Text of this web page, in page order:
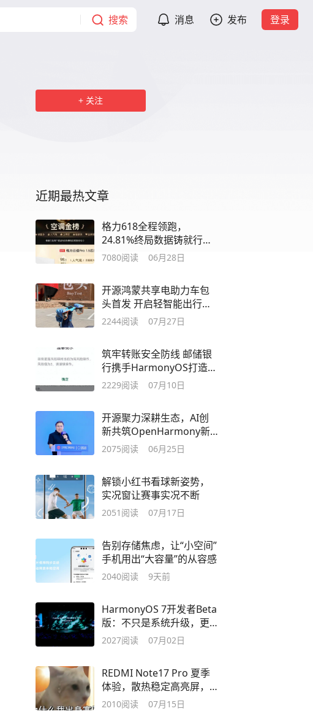
搜索 消息 发布 登录
关注
近期最热文章
格力618全程领跑，
24.81%终局数据铸就行业
标杆
7080阅读 06月28日
开源鸿蒙共享电助力车包
头首发 开启轻智能出行新
图景
2244阅读 07月27日
筑牢转账安全防线 邮储银
行携手HarmonyOS打造涉
诈全链路防护标杆
2229阅读 07月10日
开源聚力深耕生态，AI创
新共筑OpenHarmony新
世界
2075阅读 06月25日
解锁小红书看球新姿势，
实况窗让赛事实况不断
2051 阅读 07月17日
告别存储焦虑，让“小空间”
手机用出“大容量”的从容感
2040阅读 9天前
HarmonyOS 7开发者Beta
版：不只是系统升级，更
是开发范式的跃迁
2027阅读 07月02日
REDMI Note17 Pro 夏季
体验，散热稳定高亮屏，
户外用也顺畅
2010阅读 07月15日